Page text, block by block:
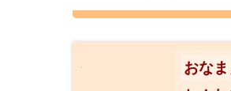
おなま